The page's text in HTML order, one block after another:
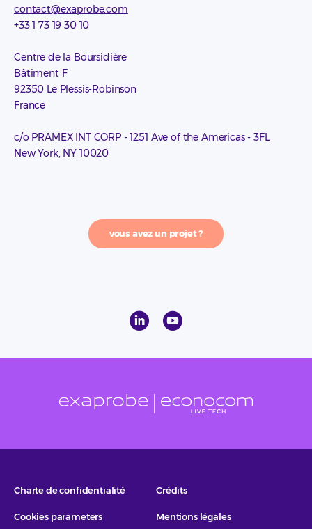
contact@exaprobe.com
+33 1 73 19 30 10
Centre de la Boursidière
Bâtiment F
92350 Le Plessis-Robinson
France
c/o PRAMEX INT CORP - 1251 Ave of the Americas - 3FL
New York, NY 10020
vous avez un projet ?
Charte de confidentialité Crédits
Cookies parameters Mentions légales